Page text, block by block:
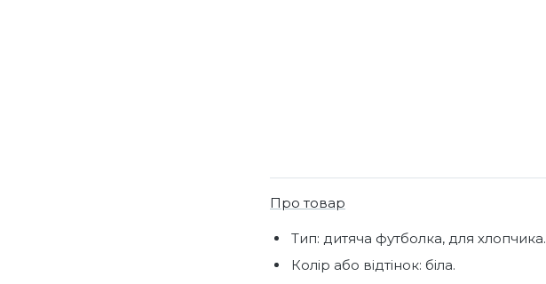
Про товар
Тип: дитяча футболка, для хлопчика.
Колір або відтінок: біла.